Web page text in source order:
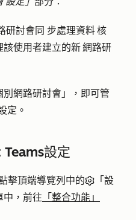
研討會同 步處理資料 核
使用者建立的新 網路研
別網路研討會 」，即可管
定。
設定
擊頂端導覽列中的
「設
中，前往 「整合功能」